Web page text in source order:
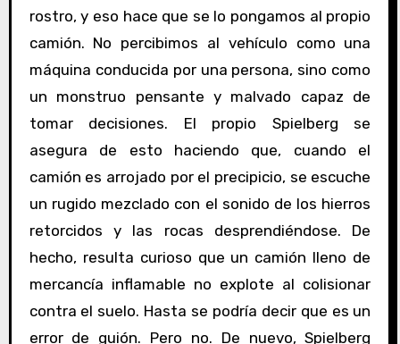
rostro, y eso hace que se lo pongamos al propio
camión. No percibimos al vehículo como una
máquina conducida por una persona, sino como
un monstruo pensante y malvado capaz de
tomar decisiones. El propio Spielberg se
asegura de esto haciendo que, cuando el
camión es arrojado por el precipicio, se escuche
un rugido mezclado con el sonido de los hierros
retorcidos y las rocas desprendiéndose. De
hecho, resulta curioso que un camión lleno de
mercancía inflamable no explote al colisionar
contra el suelo. Hasta se podría decir que es un
error de guión. Pero no. De nuevo, Spielberg